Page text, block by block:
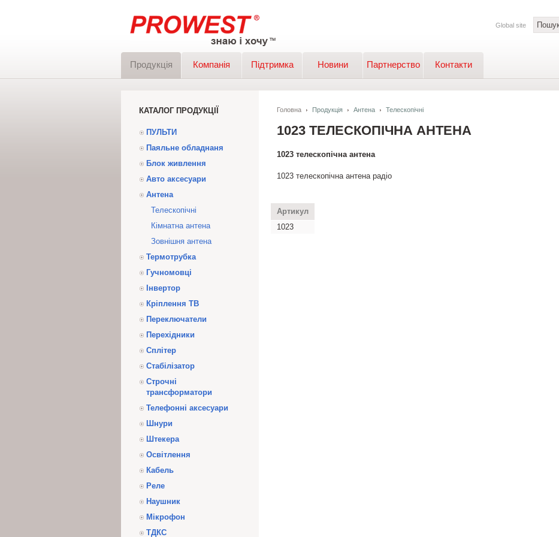
Global site
Продукція Компанія Підтримка Новини Партнерство Контакти
КАТАЛОГ ПРОДУКЦІЇ
ПУЛЬТИ
Паяльне обладнаня
Блок живлення
Авто аксесуари
Антена
Телескопічні
Кімнатна антена
Зовнішня антена
Термотрубка
Гучномовці
Інвертор
Кріплення ТВ
Переключатели
Перехідники
Сплітер
Стабілізатор
Строчні
трансформатори
Телефонні аксесуари
Шнури
Штекера
Освітлення
Кабель
Реле
Наушник
Мікрофон
ТДКС
Головна Продукція Антена Телескопічні
1023 ТЕЛЕСКОПІЧНА АНТЕНА
1023 телескопічна антена
1023 телескопічна антена радіо
Артикул
1023